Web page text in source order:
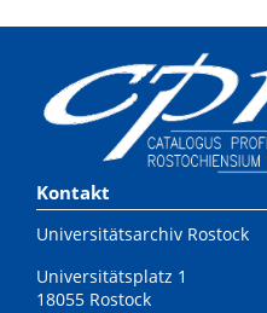
Kontakt
Universitätsarchiv Rostock
Universitätsplatz 1
18055 Rostock